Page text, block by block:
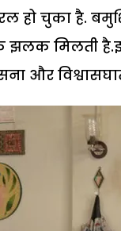
हो चुका है.
झलक मिलती
और